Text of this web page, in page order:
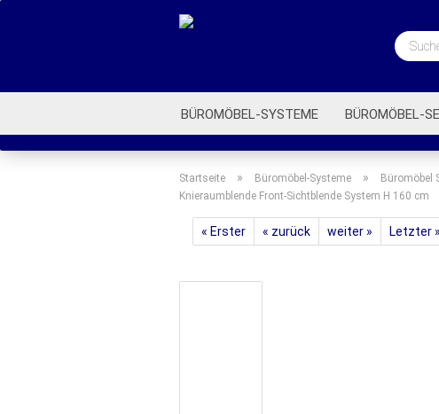
BÜROMÖBEL-SYSTEME BÜROMÖBEL-
ROLLCONTAINER BÜROSTÜHLE
Startseite » Büromöbel-Systeme » Büromöbel
Knieraumblende Front-Sichtblende System H 160 cm
« Erster « zurück weiter » Letzter »